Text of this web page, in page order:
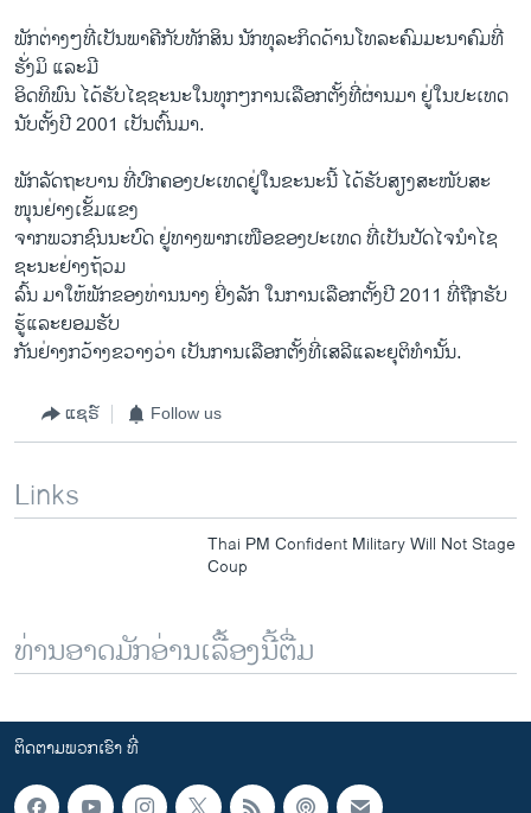
ພັກ​ຕ່າງໆ​ທີ່​ເປັນ​ພາຄີ​ກັບ​ທັກສິນ ນັກທຸລະກິດ​ດ້ານ​ໂທລະ​ຄົມມະນາຄົມທີ່​
ຮັ່ງມິ ​ແລະ​ມີ​
ອິດ​ທິພົນ​ ​ໄດ້​ຮັບ​ໄຊຊະນະໃນທຸກໆ​ການ​ເລືອກ​ຕັ້ງ​ທີ່​ຜ່ານ​ມາ ​ຢູ່​ໃນ​ປະ​ເທດ
ນັບ​ຕັ້ງ​ປີ 2001 ​ເປັນ​ຕົ້ນ​ມາ.
ພັກ​ລັດຖະບານ ທີ່​ປົກຄອງ​ປະ​ເທດ​ຢູ່​ໃນ​ຂະນະ​ນີ້ ​ໄດ້​ຮັບສຽງ​ສະໜັບສະ​
ໜຸນ​ຢ່າງ​ເຂັ້ມ​ແຂງ​
ຈາກ​ພວກ​ຊົນນະບົດ ຢູ່​ທາງ​ພາກ​ເໜືອ​ຂອງ​ປະ​ເທດ ທີ່ເປັນ​ປັດ​ໄຈນໍາໄຊ
ຊະນະ​ຢ່າງ​ຖ້ວມ​
ລົ້ນ​ ມາ​ໃຫ້​ພັກ​ຂອງ​ທ່ານ​ນາງ ຢິ່ງລັກ ​ໃນການ​ເລືອກ​ຕັ້ງ​ປີ 2011 ທີ່ຖືກ​ຮັບ​
ຮູ້​ແລະ​ຍອມຮັບ
​ກັນ​ຢ່າງ​ກວ້າງຂວາງ​ວ່າ ​ເປັນ​ການ​ເລືອກ​ຕັ້ງ​ທີ່​ເສລີແລະ​ຍຸຕິ​ທໍານັ້ນ.
ແຊຣ໌ Follow us
Links
Thai PM Confident Military Will Not Stage
Coup
ທ່ານອາດມັກອ່ານເລື້ອງນີ້ຕື່ມ
ຕິດຕາມພວກເຮົາ ທີ່